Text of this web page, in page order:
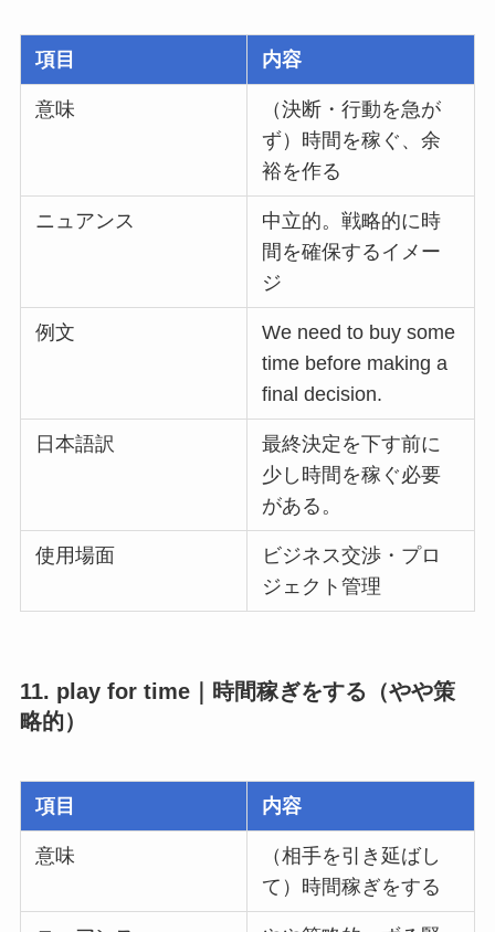
項目 内容
意味
（決断・行動を急が
ず）時間を稼ぐ、余
裕を作る
ニュアンス
中立的。戦略的に時
間を確保するイメー
ジ
例文
We need to buy some
time before making a
final decision.
日本語訳
最終決定を下す前に
少し時間を稼ぐ必要
がある。
使用場面
ビジネス交渉・プロ
ジェクト管理
11. play for time｜時間稼ぎをする（やや策
略的）
項目 内容
意味
（相手を引き延ばし
て）時間稼ぎをする